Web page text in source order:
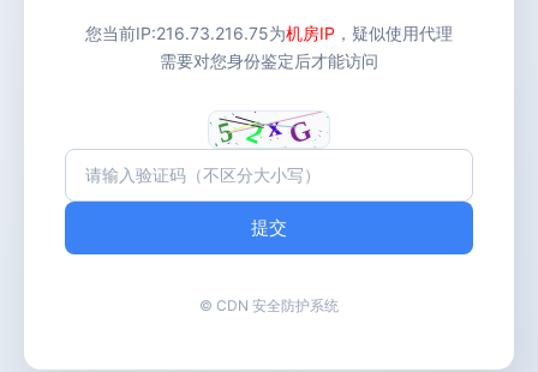
您当前IP:216.73.216.75为机房IP ，疑似使用代理
需要对您身份鉴定后才能访问
提交
© CDN 安全防护系统